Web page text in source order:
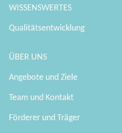
WISSENSWERTES
Qualitätsentwicklung
ÜBER UNS
Angebote und Ziele
Team und Kontakt
Förderer und Träger